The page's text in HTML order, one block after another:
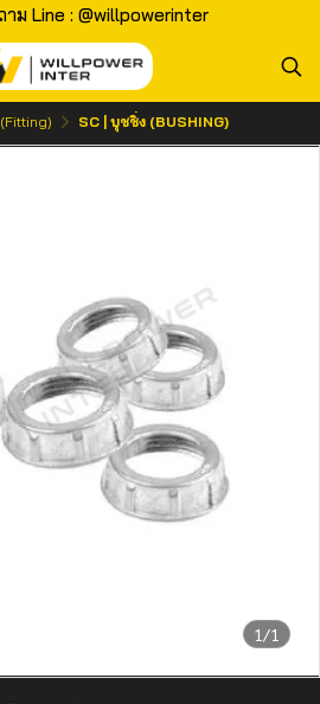
ม Line : @willpowerinter
SC | บุชชิ่ง (BUSHING)
1/1